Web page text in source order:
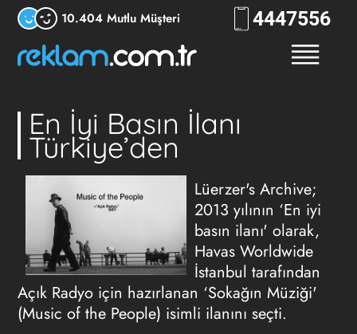
10.404 Mutlu Müşteri 4447556
En İyi Basın İlanı
Türkiye’den
Lüerzer's Archive;
2013 yılının ‘En iyi
basın ilanı' olarak,
Havas Worldwide
İstanbul tarafından
Açık Radyo için hazırlanan ‘Sokağın Müziği'
(Music of the People) isimli ilanını seçti.